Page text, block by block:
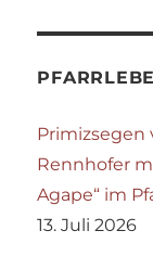
Primizsegen
Rennhofer
Agape“ im
13. Juli 2026